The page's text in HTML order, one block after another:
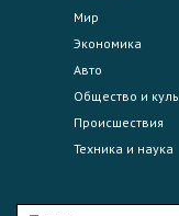
Мир
Экономика
Авто
Общество и
Происшествия
Техника и наука